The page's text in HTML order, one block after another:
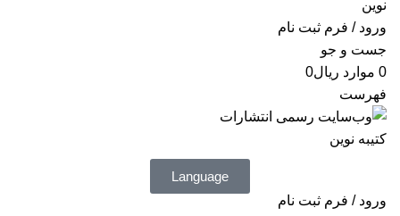
ورود / فرم ثبت نام
جست و جو
0 موارد ریال0
فهرست
Language
ورود / فرم ثبت نام